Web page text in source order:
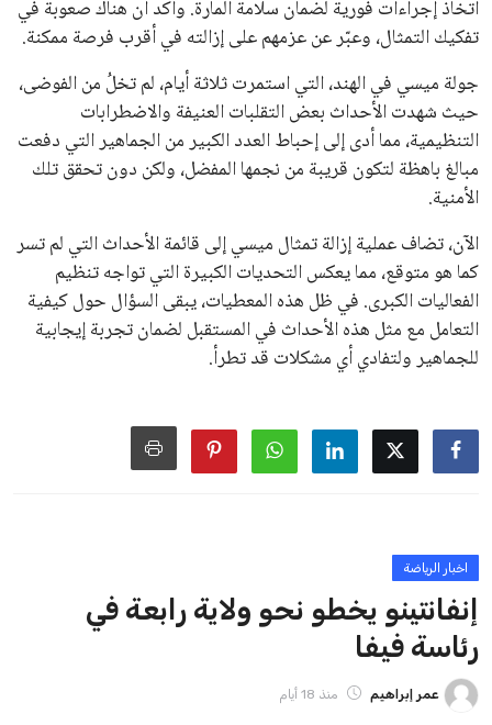
هذا الدعم الواسع يأتي على الرغم من الانتقادات التي وجهت
لإنفانتينو في الآونة الأخيرة. حتى الآن، لم يتقدم أي مرشح منافس
في السباق الانتخابي، ولم تتمكن الأصوات المعارضة من التوصل إلى
اسم يوازن موقف إنفانتينو، قبل انتهاء فترة الترشح في نوفمبر
المقبل.
يعتمد إنفانتينو على قاعدة دعم قوية من الاتحادات القارية المختلفة،
بما في ذلك الاتحاد الأفريقي والآسيوي، بالإضافة إلى دعم غالبية
اتحادات أمريكا الجنوبية والكونكاكاف. وقد ساهمت مجموعة من
القرارات التي اتخذها في زيادة الموارد المالية لهذه الاتحادات، فضلاً
عن رفع عدد الفرق المشاركة في كأس العالم، وإطلاق بطولات دولية
جديدة تحت مظلة “فيفا”.
على الجانب الآخر، تتركز المعارضة بشكل ملحوظ داخل القارة
بسبب التوسع المستمر في البطولات الدولية وأثر ذلك على الجدول
الزمني للمسابقات المحلية. وقد دعا رئيس رابطة الدوري الإسباني،
خافيير تيباس، إلى تنحّي إنفانتينو، معتبراً أن سياساته تضر بصناعة
على الرغم من هذه الانتقادات، تشير التوقعات إلى أن إنفانتينو
يمتلك فرصًا كبيرة للفوز بولاية جديدة، خصوصًا في ظل غياب
منافس قوي يتمتع بإجماع داخل الأسرة الكروية الدولية. هذا يعزز
من فرص استمراره في قيادة “فيفا” حتى عام 2031.